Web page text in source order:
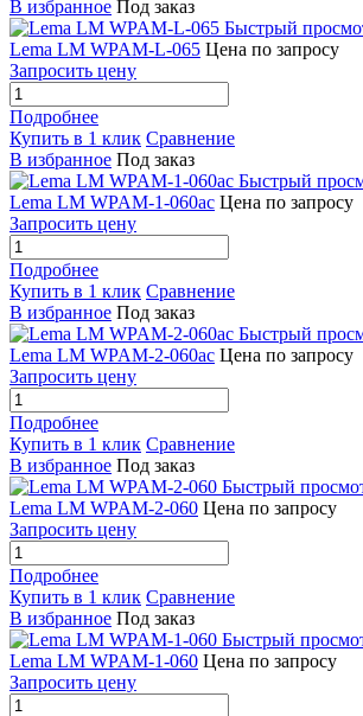
В избранное Под заказ
Быстрый
Lema LM WPAM-L-065 Цена по запросу
Запросить цену
Подробнее
Купить в 1 клик Сравнение
В избранное Под заказ
Быстрый
Lema LM WPAM-1-060ac Цена по запросу
Запросить цену
Подробнее
Купить в 1 клик Сравнение
В избранное Под заказ
Быстрый
Lema LM WPAM-2-060ac Цена по запросу
Запросить цену
Подробнее
Купить в 1 клик Сравнение
В избранное Под заказ
Быстрый
Lema LM WPAM-2-060 Цена по запросу
Запросить цену
Подробнее
Купить в 1 клик Сравнение
В избранное Под заказ
Быстрый
Lema LM WPAM-1-060 Цена по запросу
Запросить цену